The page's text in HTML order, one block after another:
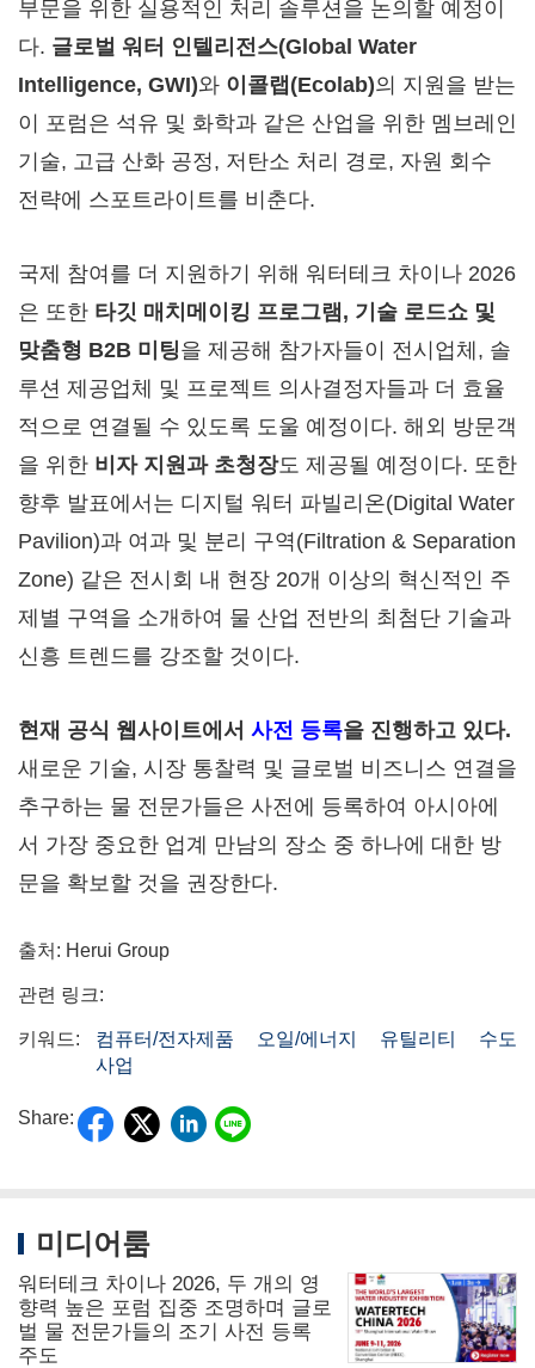
부문을 위한 실용적인 처리 솔루션을 논의할 예정이
다. 글로벌 워터 인텔리전스(Global Water
Intelligence, GWI)와 이콜랩 (Ecolab)의 지원을 받는
이 포럼은 석유 및 화학과 같은 산업을 위한 멤브레인
기술, 고급 산화 공정, 저탄소 처리 경로, 자원 회수
전략에 스포트라이트를 비춘다.
국제 참여를 더 지원하기 위해 워터테크 차이나 2026
은 또한 타깃 매치메이킹 프로그램 , 기술 로드쇼 및
맞춤형 B2B 미팅을 제공해 참가자들이 전시업체, 솔
루션 제공업체 및 프로젝트 의사결정자들과 더 효율
적으로 연결될 수 있도록 도울 예정이다. 해외 방문객
을 위한 비자 지원과 초청장도 제공될 예정이다. 또한
향후 발표에서는 디지털 워터 파빌리온(Digital Water
Pavilion)과 여과 및 분리 구역(Filtration & Separation
Zone) 같은 전시회 내 현장 20개 이상의 혁신적인 주
제별 구역을 소개하여 물 산업 전반의 최첨단 기술과
신흥 트렌드를 강조할 것이다.
현재 공식 웹사이트에서 사전 등록을 진행하고 있다.
새로운 기술, 시장 통찰력 및 글로벌 비즈니스 연결을
추구하는 물 전문가들은 사전에 등록하여 아시아에
서 가장 중요한 업계 만남의 장소 중 하나에 대한 방
문을 확보할 것을 권장한다.
출처: Herui Group
관련 링크:
키워드: 컴퓨터/전자제품 오일/에너지 유틸리티
수도
사업
Share:
미디어룸
워터테크 차이나 2026, 두 개의 영
향력 높은 포럼 집중 조명하며 글로
벌 물 전문가들의 조기 사전 등록
주도